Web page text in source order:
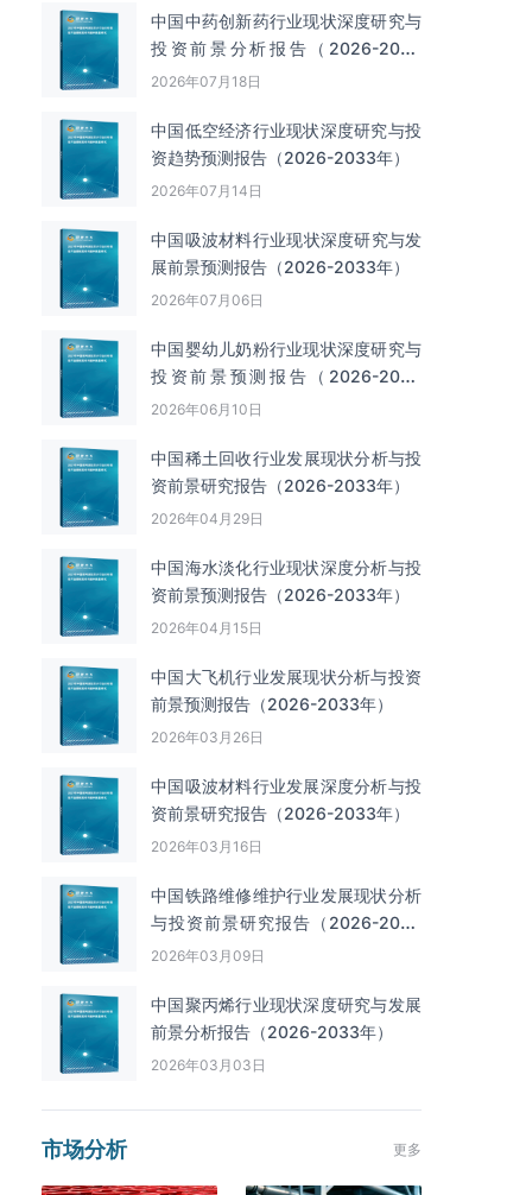
中国中药创新药行业现状深度研究与
投资前景分析报告（2026-2033
年）
2026年07月18日
中国低空经济行业现状深度研究与投
资趋势预测报告（2026-2033年）
2026年07月14日
中国吸波材料‌‌‌行业现状深度研究与发
展前景预测报告（2026-2033年）
2026年07月06日
中国婴幼儿奶粉行业现状深度研究与
投资前景预测报告（2026-2033
年）
2026年06月10日
中国‌‌稀土回收‌‌行业发展现状分析与投
资前景研究报告（2026-2033年）
2026年04月29日
中国海水淡化行业现状深度分析与投
资前景预测报告（2026-2033年）
2026年04月15日
中国大飞机行业发展现状分析与投资
前景预测报告（2026-2033年）
2026年03月26日
中国吸波材料行业发展深度分析与投
资前景研究报告（2026-2033年）
2026年03月16日
中国铁路维修维护行业发展现状分析
与投资前景研究报告（2026-2033
年）
2026年03月09日
中国聚丙烯行业现状深度研究与发展
前景分析报告（2026-2033年）
2026年03月03日
市场分析 更多